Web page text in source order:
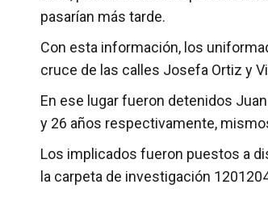
pasarían más tarde.
Con esta información, los
cruce de las calles Josefa Ortiz y
En ese lugar fueron detenidos
y 26 años respectivamente,
Los implicados fueron puestos a
la carpeta de investigación